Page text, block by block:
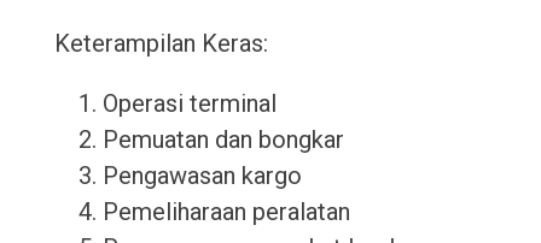
Keterampilan Keras:
Operasi terminal
Pemuatan dan bongkar
Pengawasan kargo
Pemeliharaan peralatan